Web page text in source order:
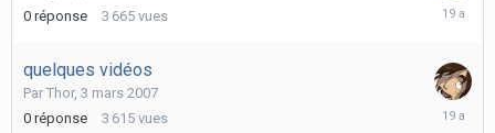
0 réponse 3 665 vues
quelques vidéos
Par Thor, 3 mars 2007
0 réponse 3 615 vues